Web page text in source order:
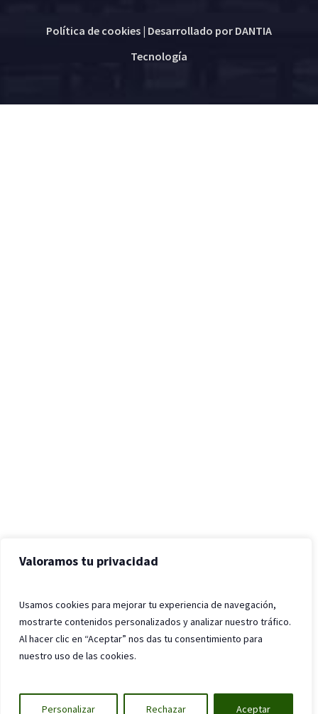
Valoramos tu privacidad
Usamos cookies para mejorar tu experiencia de navegación,
mostrarte contenidos personalizados y analizar nuestro tráfico.
Al hacer clic en “Aceptar” nos das tu consentimiento para
nuestro uso de las cookies.
Personalizar Rechazar Aceptar
Política de cookies| Desarrollado por DANTIA
Tecnología